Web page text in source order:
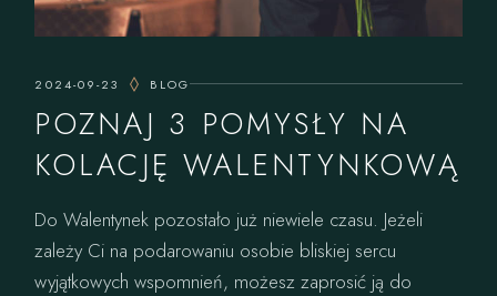
2024-09-23 BLOG
POZNAJ 3 POMYSŁY NA
KOLACJĘ WALENTYNKOWĄ
Do Walentynek pozostało już niewiele czasu. Jeżeli
zależy Ci na podarowaniu osobie bliskiej sercu
wyjątkowych wspomnień, możesz zaprosić ją do